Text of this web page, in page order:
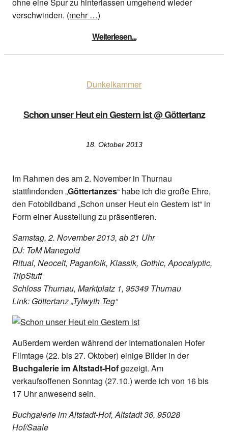
ohne eine Spur zu hinterlassen umgehend wieder
verschwinden. (mehr …)
Weiterlesen...
Dunkelkammer
Schon unser Heut ein Gestern ist @ Göttertanz
18. Oktober 2013
Im Rahmen des am 2. November in Thurnau
stattfindenden „Göttertanzes“ habe ich die große Ehre,
den Fotobildband „Schon unser Heut ein Gestern ist“ in
Form einer Ausstellung zu präsentieren.
Samstag, 2. November 2013, ab 21 Uhr
DJ: ToM Manegold
Ritual, Neocelt, Paganfolk, Klassik, Gothic, Apocalyptic,
TripStuff
Schloss Thurnau, Marktplatz 1, 95349 Thurnau
Link: Göttertanz „Tylwyth Teg“
Außerdem werden während der Internationalen Hofer
Filmtage (22. bis 27. Oktober) einige Bilder in der
Buchgalerie im Altstadt-Hofgezeigt. Am
verkaufsoffenen Sonntag (27.10.) werde ich von 16 bis
17 Uhr anwesend sein.
Buchgalerie im Altstadt-Hof, Altstadt 36, 95028
Hof/Saale